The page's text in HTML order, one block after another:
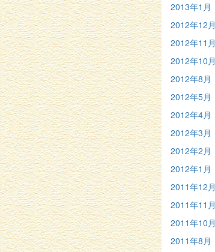
2013年1月
2012年12月
2012年11月
2012年10月
2012年8月
2012年5月
2012年4月
2012年3月
2012年2月
2012年1月
2011年12月
2011年11月
2011年10月
2011年8月